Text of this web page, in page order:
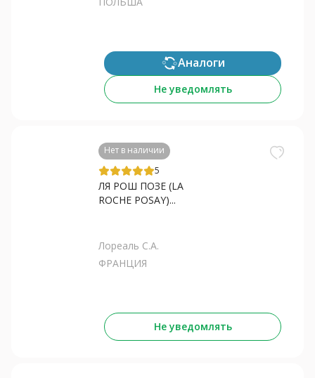
Аналоги
Не уведомлять
Нет в наличии
5
ЛЯ РОШ ПОЗЕ (LA
ROCHE POSAY)...
Лореаль С.А.
ФРАНЦИЯ
Не уведомлять